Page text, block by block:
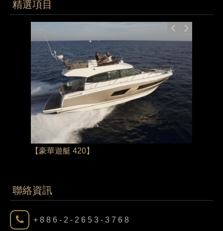
精選項目
【豪華遊艇 420】
聯絡資訊
+ 8 8 6 - 2 - 2 6 5 3 - 3 7 6 8